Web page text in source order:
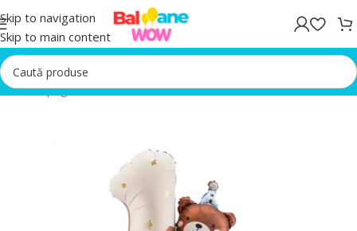
Skip to navigation
Skip to main content
Prima pagină/Baloane Cifra 1